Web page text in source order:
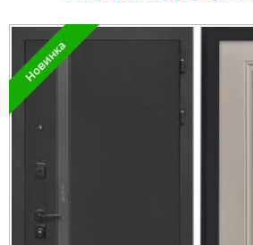
Новинка